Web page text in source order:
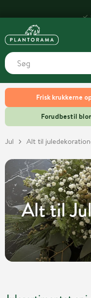
Frisk krukkerne
Forudbestil
Jul Alt til
Alt til